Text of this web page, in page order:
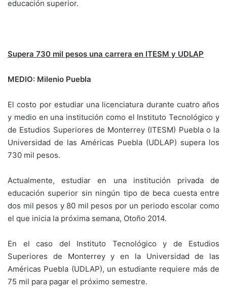
educación superior.
Supera 730 mil pesos una carrera en ITESM y UDLAP
MEDIO: Milenio Puebla
El costo por estudiar una licenciatura durante cuatro años
y medio en una institución como el Instituto Tecnológico y
de Estudios Superiores de Monterrey (ITESM) Puebla o la
Universidad de las Américas Puebla (UDLAP) supera los
730 mil pesos.
Actualmente, estudiar en una institución privada de
educación superior sin ningún tipo de beca cuesta entre
dos mil pesos y 80 mil pesos por un periodo escolar como
el que inicia la próxima semana, Otoño 2014.
En el caso del Instituto Tecnológico y de Estudios
Superiores de Monterrey y en la Universidad de las
Américas Puebla (UDLAP), un estudiante requiere más de
75 mil para pagar el próximo semestre.